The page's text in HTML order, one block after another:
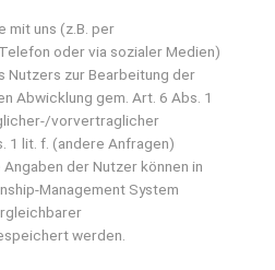
mit uns (z.B. per
oder via sozialer Medien)
Nutzers zur Bearbeitung der
Abwicklung gem. Art. 6 Abs. 1
vorvertraglicher
1 lit. f. (andere Anfragen)
der Nutzer können in
Management System
werden.